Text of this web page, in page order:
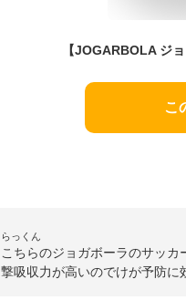
こ
らっくん
こちらのジョガボーラのサッ
撃吸収力が高いのでけが予防